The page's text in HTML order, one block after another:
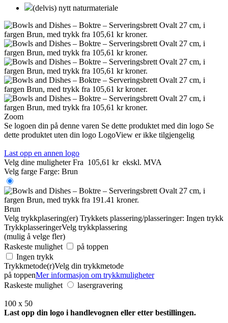
(delvis) nytt naturmateriale
Zoom
Se logoen din på denne varen Se dette produktet med din logo Se
dette produktet uten din logo LogoView er ikke tilgjengelig
Last opp en annen logo
Velg dine muligheter Fra 105,61 kr ekskl. MVA
Velg farge Farge: Brun
Brun
Velg trykkplasering(er) Trykkets plassering/plasseringer: Ingen trykk
TrykkplasseringerVelg trykkplassering
(mulig å velge fler)
Raskeste mulighet
på toppen
Ingen trykk
Trykkmetode(r)Velg din trykkmetode
på toppenMer informasjon om trykkmuligheter
Raskeste mulighet
lasergravering
100 x 50
Last opp din logo i handlevognen eller etter bestillingen.